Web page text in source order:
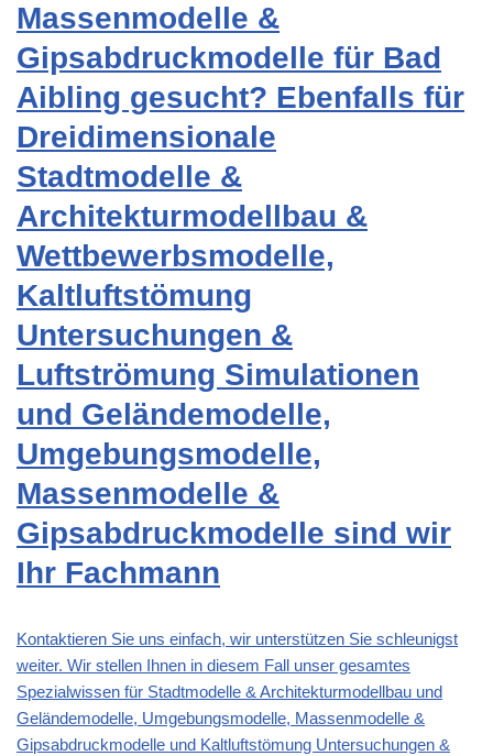
Massenmodelle &
Gipsabdruckmodelle für Bad
Aibling gesucht? Ebenfalls für
Dreidimensionale
Stadtmodelle &
Architekturmodellbau &
Wettbewerbsmodelle,
Kaltluftstömung
Untersuchungen &
Luftströmung Simulationen
und Geländemodelle,
Umgebungsmodelle,
Massenmodelle &
Gipsabdruckmodelle sind wir
Ihr Fachmann
Kontaktieren Sie uns einfach, wir unterstützen Sie schleunigst
weiter. Wir stellen Ihnen in diesem Fall unser gesamtes
Spezialwissen für Stadtmodelle & Architekturmodellbau und
Geländemodelle, Umgebungsmodelle, Massenmodelle &
Gipsabdruckmodelle und Kaltluftstömung Untersuchungen &